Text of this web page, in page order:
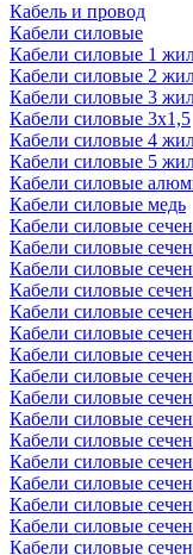
Кабель и провод
Кабели силовые
Кабели силовые 1
Кабели силовые 2
Кабели силовые 3
Кабели силовые 3х1,5
Кабели силовые 4
Кабели силовые 5
Кабели силовые
Кабели силовые медь
Кабели силовые
Кабели силовые
Кабели силовые
Кабели силовые
Кабели силовые
Кабели силовые
Кабели силовые
Кабели силовые
Кабели силовые
Кабели силовые
Кабели силовые
Кабели силовые
Кабели силовые
Кабели силовые
Кабели силовые
Кабели силовые